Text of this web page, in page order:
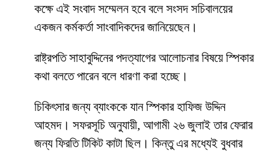
কক্ষে এই সংবাদ সম্মেলন হবে বলে সংসদ সচিবালয়ের
একজন কর্মকর্তা সাংবাদিকদের জানিয়েছেন।
রাষ্ট্রপতি সাহাবুদ্দিনের পদত্যাগের আলোচনার বিষয়ে স্পিকার
কথা বলতে পারেন বলে ধারণা করা হচ্ছে।
চিকিৎসার জন্য ব্যাংককে যান স্পিকার হাফিজ উদ্দিন
আহমদ। সফরসূচি অনুযায়ী, আগামী ২৬ জুলাই তার ফেরার
জন্য ফিরতি টিকিট কাটা ছিল। কিন্তু এর মধ্যেই বুধবার